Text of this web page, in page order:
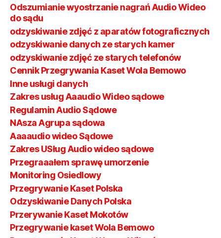
Odszumianie wyostrzanie nagrań Audio Wideo
do sądu
odzyskiwanie zdjęć z aparatów fotograficznych
odzyskiwanie danych ze starych kamer
odzyskiwanie zdjęć ze starych telefonów
Cennik Przegrywania Kaset Wola Bemowo
Inne usługi danych
Zakres usług Aaaudio Wideo sądowe
Regulamin Audio Sądowe
NAsza Agrupa sądowa
Aaaaudio wideo Sądowe
Zakres USług Audio wideo sądowe
Przegraaałem sprawę umorzenie
Monitoring Osiedlowy
Przegrywanie Kaset Polska
Odzyskiwanie Danych Polska
Przerywanie Kaset Mokotów
Przegrywanie kaset Wola Bemowo